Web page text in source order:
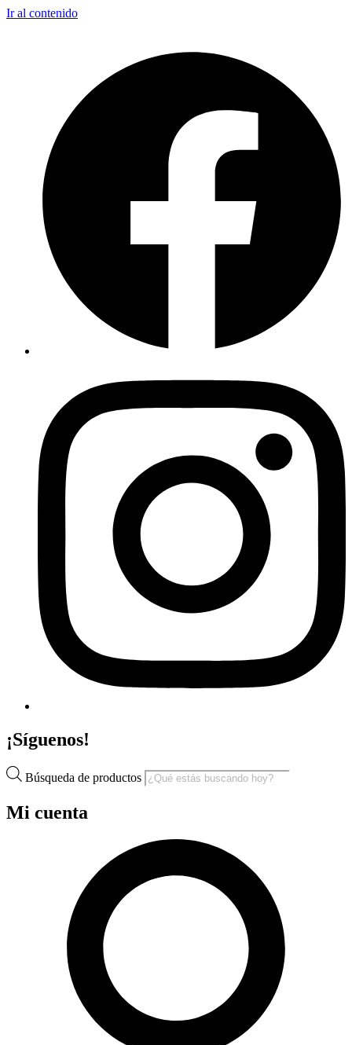
Ir al contenido
¡Síguenos!
Búsqueda de productos
Mi cuenta